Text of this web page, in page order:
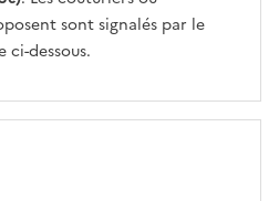
sont signalés par le
ci-dessous.